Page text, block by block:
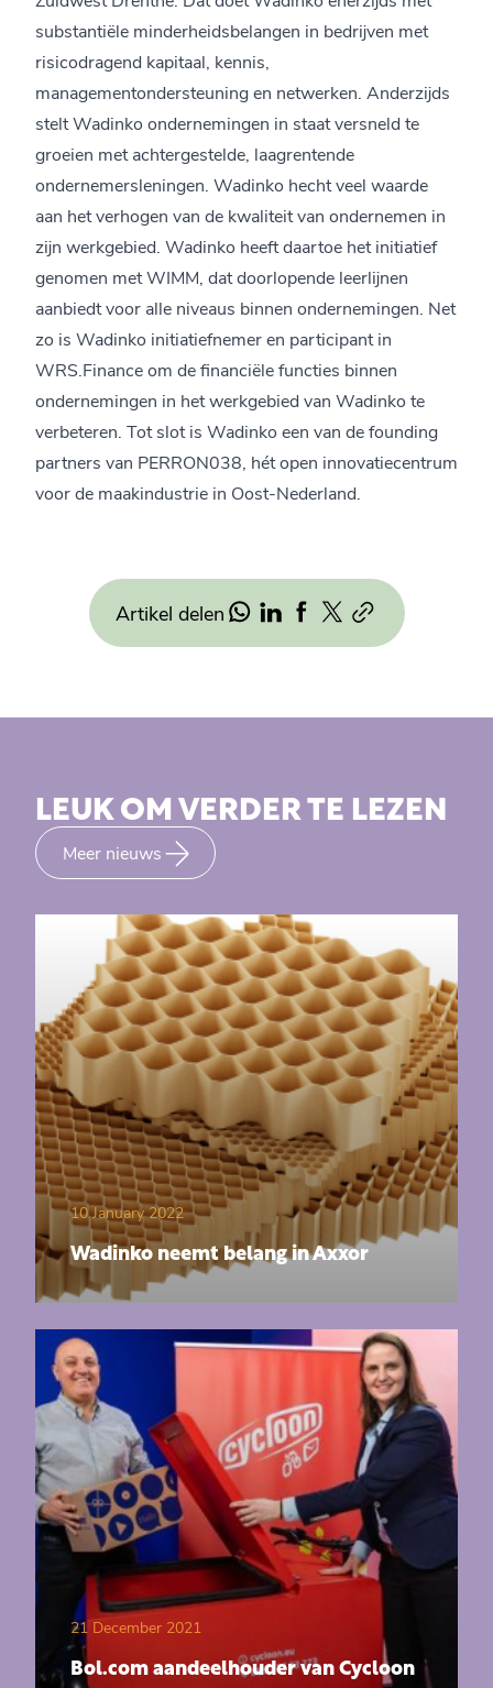
substantiële minderheidsbelangen in bedrijven met
risicodragend kapitaal, kennis,
managementondersteuning en netwerken. Anderzijds
stelt Wadinko ondernemingen in staat versneld te
groeien met achtergestelde, laagrentende
ondernemersleningen. Wadinko hecht veel waarde
aan het verhogen van de kwaliteit van ondernemen in
zijn werkgebied. Wadinko heeft daartoe het initiatief
genomen met WIMM, dat doorlopende leerlijnen
aanbiedt voor alle niveaus binnen ondernemingen. Net
zo is Wadinko initiatiefnemer en participant in
WRS.Finance om de financiële functies binnen
ondernemingen in het werkgebied van Wadinko te
verbeteren. Tot slot is Wadinko een van de founding
partners van PERRON038, hét open innovatiecentrum
voor de maakindustrie in Oost-Nederland.
Artikel delen
LEUK OM VERDER TE LEZEN
Meer nieuws
10 January 2022
Wadinko neemt belang in Axxor
21 December 2021
Bol.com aandeelhouder van Cycloon